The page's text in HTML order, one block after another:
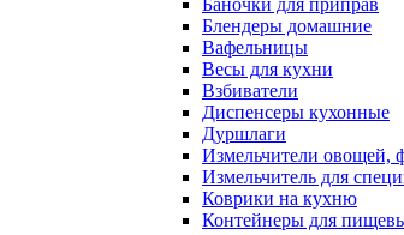
Баночки для приправ
Блендеры домашние
Вафельницы
Весы для кухни
Взбиватели
Диспенсеры кухонные
Дуршлаги
Измельчители овощей,
Измельчитель для
Коврики на кухню
Контейнеры для